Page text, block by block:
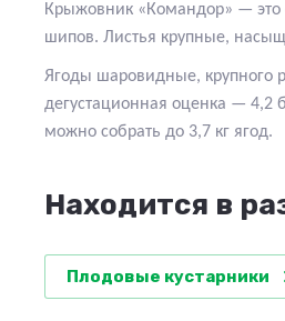
Крыжовник «Командор» — это
шипов. Листья крупные,
Ягоды шаровидные, крупного
дегустационная оценка — 4,2
можно собрать до 3,7 кг ягод.
Находится в
Плодовые кустарники